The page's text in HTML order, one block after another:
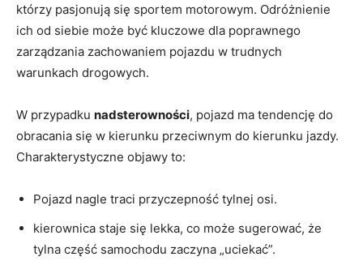
którzy pasjonują się‌ sportem ‌motorowym. Odróżnienie
ich ​od ​siebie może być kluczowe dla poprawnego
zarządzania zachowaniem pojazdu w trudnych
warunkach drogowych.
W przypadku nadsterowności,​ pojazd ma ‍tendencję‌ do
‌obracania się w‌ kierunku przeciwnym do kierunku jazdy.​
Charakterystyczne⁢ objawy⁢ to:
Pojazd nagle​ traci ‌przyczepność tylnej ⁤osi.
kierownica staje się lekka, ⁢co może sugerować, że‌
tylna część samochodu zaczyna​ „uciekać”.